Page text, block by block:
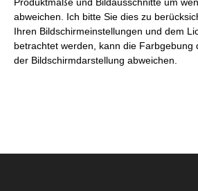
abweichen. Ich bitte Sie dies zu
Ihren Bildschirmeinstellungen und dem
betrachtet werden, kann die Farbgebung
der Bildschirmdarstellung abweichen.